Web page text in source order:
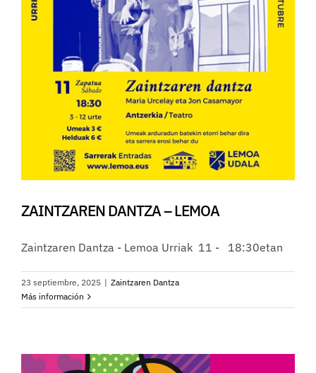
ZAINTZAREN DANTZA – LEMOA
Zaintzaren Dantza - Lemoa Urriak 11 - 18:30etan
23 septiembre, 2025 | Zaintzaren Dantza
Más información